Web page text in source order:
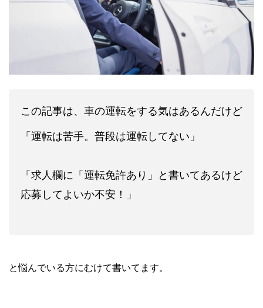
この記事は、車の運転をする気はあるんだけど
「運転は苦手。普段は運転してない」
「求人欄に「運転免許あり」と書いてあるけど
応募してよいか不安！」
と悩んでいる方にむけて書いてます。